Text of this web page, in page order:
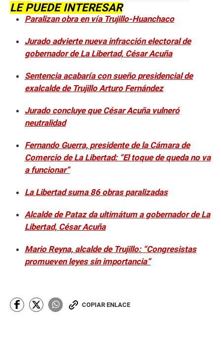
LE PUEDE INTERESAR
Paralizan obra en vía Trujillo-Huanchaco
Jurado advierte nueva infracción electoral de
gobernador de La Libertad, César Acuña
Sentencia acabaría con sueño presidencial de
exalcalde de Trujillo Arturo Fernández
Jurado concluye que César Acuña vulneró
neutralidad
Fernando Guerra, presidente de la Cámara de
Comercio de La Libertad: “El toque de queda no va
a funcionar”
La Libertad suma 86 obras paralizadas
Alcalde de Pataz da ultimátum a gobernador de La
Libertad, César Acuña
Mario Reyna, alcalde de Trujillo: “Congresistas
promueven leyes sin importancia”
COPIAR ENLACE